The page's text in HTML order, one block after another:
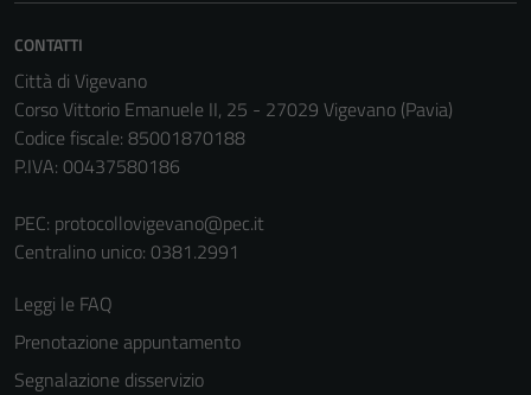
CONTATTI
Città di Vigevano
Corso Vittorio Emanuele II, 25 - 27029 Vigevano (Pavia)
Codice fiscale: 85001870188
P.IVA: 00437580186
PEC: protocollovigevano@pec.it
Centralino unico: 0381.2991
Leggi le FAQ
Prenotazione appuntamento
Segnalazione disservizio
Tecnici
Questi cookie